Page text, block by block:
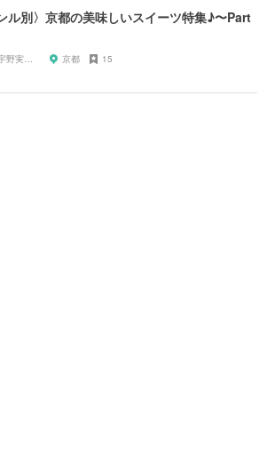
ル別〉京都の美味しいスイーツ特集♪〜Part
AAA/宇野実彩子推し 京都 15